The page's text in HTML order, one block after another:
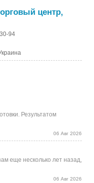
центр,
94
Результатом
06 Авг 2026
еще несколько лет назад,
06 Авг 2026